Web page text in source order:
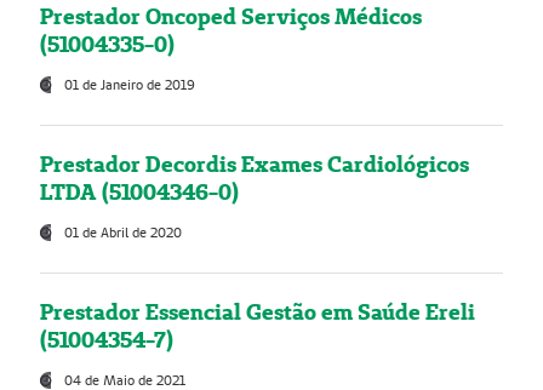
Prestador Oncoped Serviços Médicos
(51004335-0)
01 de Janeiro de 2019
Prestador Decordis Exames Cardiológicos
LTDA (51004346-0)
01 de Abril de 2020
Prestador Essencial Gestão em Saúde Ereli
(51004354-7)
04 de Maio de 2021